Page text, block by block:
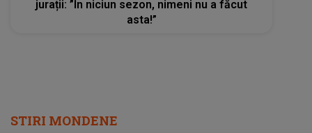
jurații: ”În niciun sezon, nimeni nu a făcut
asta!”
STIRI MONDENE